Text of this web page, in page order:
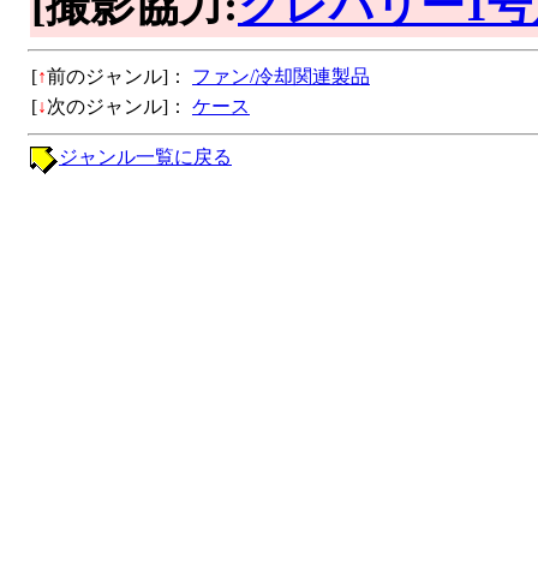
[↑前のジャンル]：
ファン/冷却関連製品
[↓次のジャンル]： ケース
ジャンル一覧に戻る